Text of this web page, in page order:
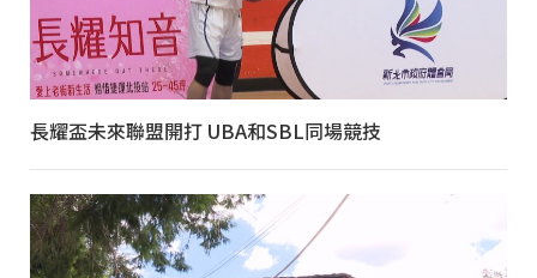
長耀盃未來聯盟開打 UBA和SBL同場競技